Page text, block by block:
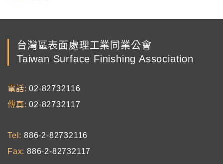
台灣區表面處理工業同業公會
Taiwan Surface Finishing Association
電話
02-82732116
傳真
02-82732117
Tel
886-2-82732116
Fax 886-2-82732117